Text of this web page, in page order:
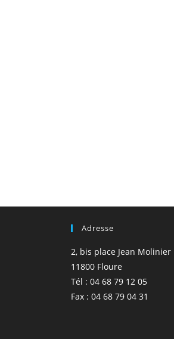
Adresse
2, bis place Jean Molinier
11800 Floure
Tél : 04 68 79 12 05
Fax : 04 68 79 04 31